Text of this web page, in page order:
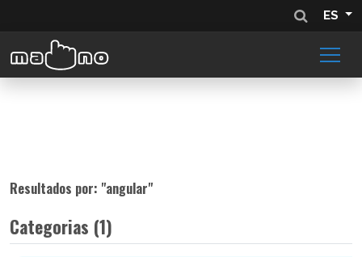
ES
Resultados por: "angular"
Categorias (1)